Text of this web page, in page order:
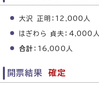
大沢 正明：12,000人
はぎわら 貞夫：4,000人
合計 ：16,000人
開票結果 確定